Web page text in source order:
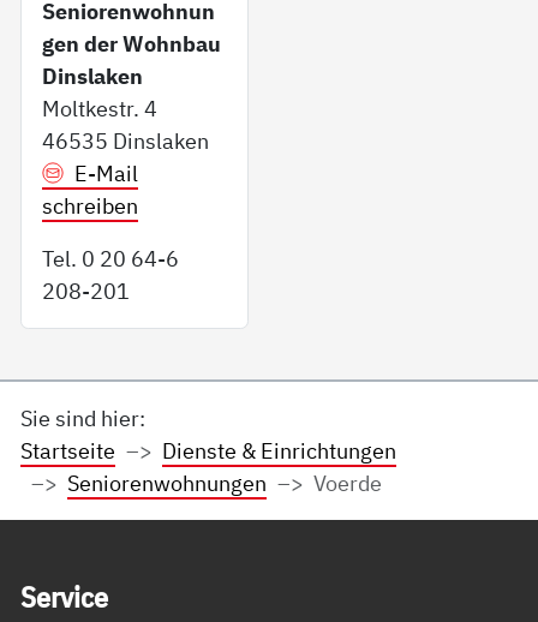
Seniorenwohnun
gen der Wohnbau
Dinslaken
Moltkestr. 4
46535 Dinslaken
E-Mail
schreiben
Tel. 0 20 64-6
208-201
Sie sind hier:
Startseite
Dienste & Einrichtungen
Seniorenwohnungen
Voerde
Ser­vice